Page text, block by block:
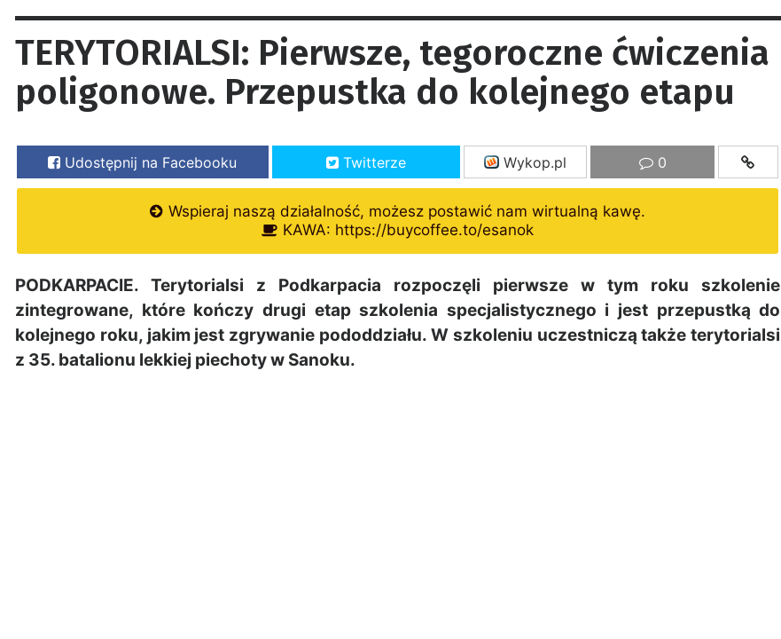
TERYTORIALSI: Pierwsze, tegoroczne ćwiczenia
poligonowe. Przepustka do kolejnego etapu
Udostępnij na Facebooku Twitterze Wykop.pl 0
Wspieraj naszą działalność, możesz postawić nam wirtualną kawę.
KAWA: https://buycoffee.to/esanok
PODKARPACIE. Terytorialsi z Podkarpacia rozpoczęli pierwsze w tym roku szkolenie
zintegrowane, które kończy drugi etap szkolenia specjalistycznego i jest przepustką do
kolejnego roku, jakim jest zgrywanie pododdziału. W szkoleniu uczestniczą także terytorialsi
z 35. batalionu lekkiej piechoty w Sanoku.